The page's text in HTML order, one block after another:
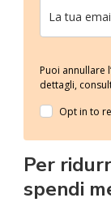
Puoi annullare
dettagli,
Opt in to
Per
spendi